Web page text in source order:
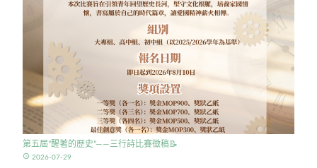
第五屆”醒著的歷史”——三行詩比賽徵稿
access_time 2026-07-29